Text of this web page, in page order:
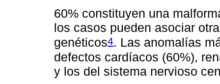
60% constituyen una
los casos pueden asociar
genéticos4. Las anomalías
defectos cardíacos (60%),
y los del sistema nervioso